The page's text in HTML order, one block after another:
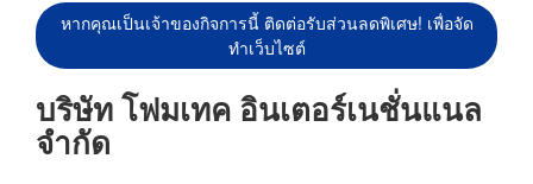
หากคุณเป็นเจ้าของกิจการนี้ ติดต่อรับส่วนลดพิเศษ! เพื่อจัด
ทำเว็บไซต์
บริษัท โฟมเทค อินเตอร์เนชั่นแนล
จำกัด